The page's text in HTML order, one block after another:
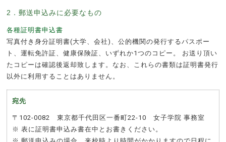
2．郵送申込みに必要なもの
各種証明書申込書
写真付き身分証明書(大学、会社)、公的機関の発行するパスポー
ト、運転免許証、健康保険証、いずれか1つのコピー。 お送り頂い
たコピーは確認後返却致します。なお、これらの書類は証明書発行
以外に利用することはありません。
宛先
〒102-0082 東京都千代田区一番町22-10
女子学院 事務室
※ 表に証明書申込み書在中とお書きください。